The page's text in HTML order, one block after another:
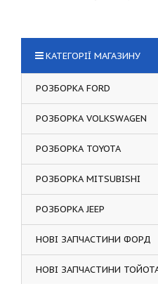
КАТЕГОРІЇ МАГАЗИНУ
РОЗБОРКА FORD
РОЗБОРКА VOLKSWAGEN
РОЗБОРКА TOYOTA
РОЗБОРКА MITSUBISHI
РОЗБОРКА JEEP
НОВІ ЗАПЧАСТИНИ ФОРД
НОВІ ЗАПЧАСТИНИ